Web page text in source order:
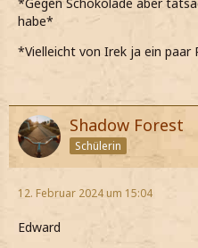
*Gegen Schokolade aber
habe*
*Vielleicht von Irek ja ein paar
Shadow Forest
Schülerin
12. Februar 2024 um 15:04
Edward